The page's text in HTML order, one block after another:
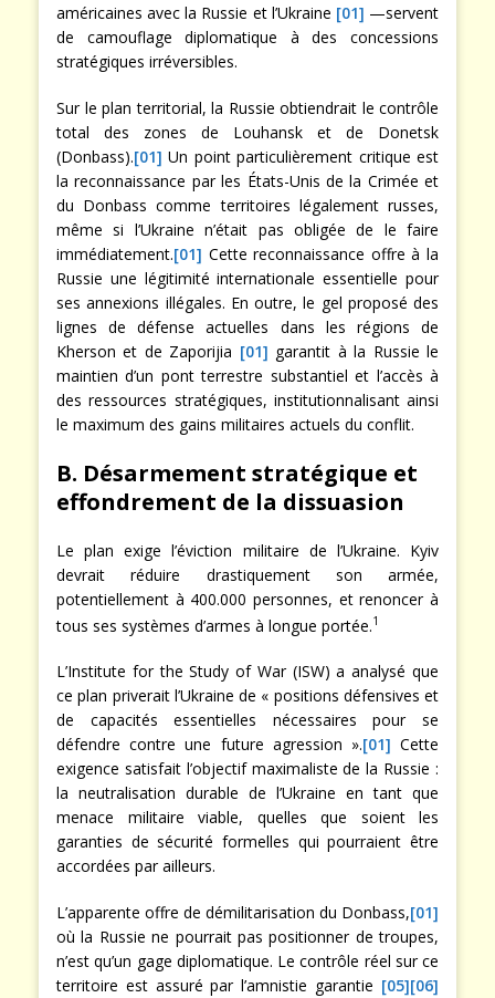
américaines avec la Russie et l’Ukraine [01] —servent
de camouflage diplomatique à des concessions
stratégiques irréversibles.
Sur le plan territorial, la Russie obtiendrait le contrôle
total des zones de Louhansk et de Donetsk
(Donbass).[01] Un point particulièrement critique est
la reconnaissance par les États-Unis de la Crimée et
du Donbass comme territoires légalement russes,
même si l’Ukraine n’était pas obligée de le faire
immédiatement.[01] Cette reconnaissance offre à la
Russie une légitimité internationale essentielle pour
ses annexions illégales. En outre, le gel proposé des
lignes de défense actuelles dans les régions de
Kherson et de Zaporijia [01] garantit à la Russie le
maintien d’un pont terrestre substantiel et l’accès à
des ressources stratégiques, institutionnalisant ainsi
le maximum des gains militaires actuels du conflit.
B. Désarmement stratégique et
effondrement de la dissuasion
Le plan exige l’éviction militaire de l’Ukraine. Kyiv
devrait réduire drastiquement son armée,
potentiellement à 400.000 personnes, et renoncer à
tous ses systèmes d’armes à longue portée.1
L’Institute for the Study of War (ISW) a analysé que
ce plan priverait l’Ukraine de « positions défensives et
de capacités essentielles nécessaires pour se
défendre contre une future agression ».[01] Cette
exigence satisfait l’objectif maximaliste de la Russie :
la neutralisation durable de l’Ukraine en tant que
menace militaire viable, quelles que soient les
garanties de sécurité formelles qui pourraient être
accordées par ailleurs.
L’apparente offre de démilitarisation du Donbass,[01]
où la Russie ne pourrait pas positionner de troupes,
n’est qu’un gage diplomatique. Le contrôle réel sur ce
territoire est assuré par l’amnistie garantie [05][06]